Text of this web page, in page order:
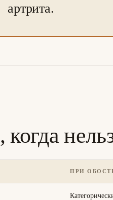
артрита.
, когда
ПРИ